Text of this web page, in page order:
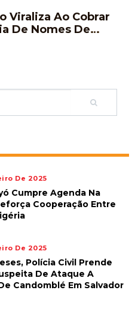
Viraliza Ao Cobrar
De Nomes De
De 2025
Cumpre Agenda Na
Cooperação Entre
De 2025
Polícia Civil Prende
De Ataque A
Candomblé Em Salvador